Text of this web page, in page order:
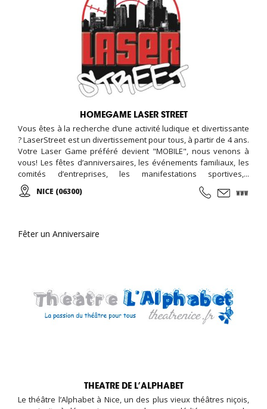
HOMEGAME LASER STREET
Vous êtes à la recherche d’une activité ludique et divertissante
? LaserStreet est un divertissement pour tous, à partir de 4 ans.
Votre Laser Game préféré devient "MOBILE", nous venons à
vous! Les fêtes d’anniversaires, les événements familiaux, les
comités d’entreprises, les manifestations sportives,...
Contactez-nous !
NICE (06300)
Fêter un Anniversaire
THEATRE DE L’ALPHABET
Le théâtre l’Alphabet à Nice, un des plus vieux théâtres niçois,